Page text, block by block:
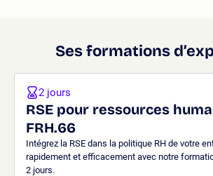
Ses formations
RSE pour ressources
FRH.66
Intégrez la RSE dans la politique RH de votre
rapidement et efficacement avec notre
2 jours.
2 jours